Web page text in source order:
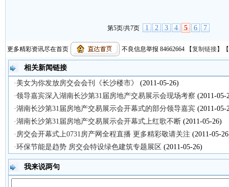
第5页/共7页 1 2 3 4 5 6 7
更多精彩资讯尽在首页 不良信息举报 84662664 【复制链接】【
相关新闻链接
·美女为你发放房交会会刊《长沙楼市》
(2011-05-26)
·领导嘉宾深入湖南长沙第31届房地产交易展示会现场考察 (2011-05-
·湖南长沙第31届房地产交易展示会开幕式的部分领导嘉宾 (2011-05-
·湖南长沙第31届房地产交易展示会开幕式上红歌不断 (2011-05-26)
·房交会开幕式上0731房产网全程直播 更多精彩敬请关注 (2011-05-
·环保节能是趋势 房交会特设绿色建筑专题展区 (2011-05-26)
我来说两句